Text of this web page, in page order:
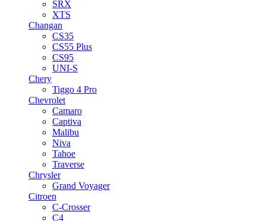
SRX
XTS
Changan
CS35
CS55 Plus
CS95
UNI-S
Chery
Tiggo 4 Pro
Chevrolet
Camaro
Captiva
Malibu
Niva
Tahoe
Traverse
Chrysler
Grand Voyager
Citroen
C-Crosser
C4